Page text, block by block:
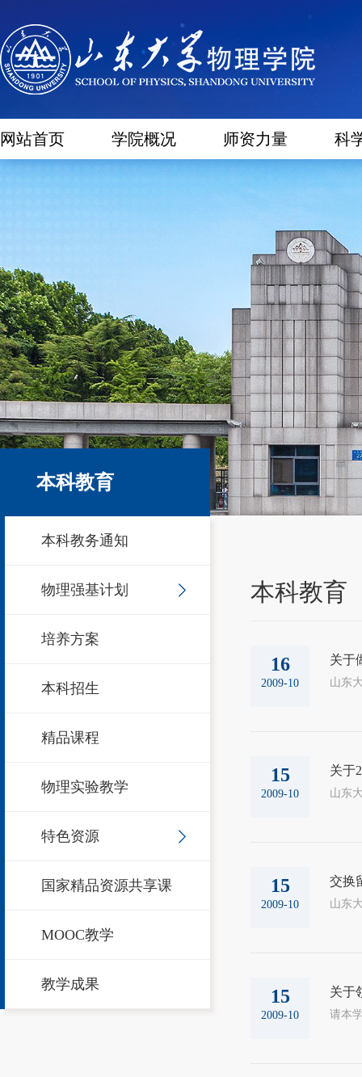
网站首页 学院概况 师资力量 科
本科教育
本科教务通知
物理强基计划
培养方案
本科招生
精品课程
物理实验教学
特色资源
国家精品资源共享课
MOOC教学
教学成果
本科教育
16
2009-10
关于
山东
15
2009-10
关于
山东
15
2009-10
交换
山东
15
2009-10
关于
请本